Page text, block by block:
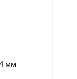
мм